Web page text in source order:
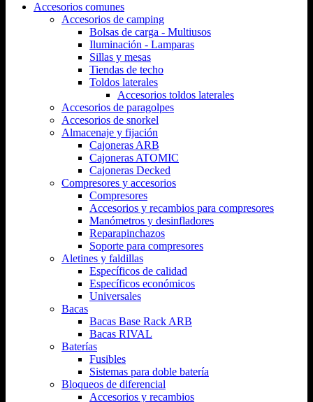
Accesorios comunes
Accesorios de camping
Bolsas de carga - Multiusos
Iluminación - Lamparas
Sillas y mesas
Tiendas de techo
Toldos laterales
Accesorios toldos laterales
Accesorios de paragolpes
Accesorios de snorkel
Almacenaje y fijación
Cajoneras ARB
Cajoneras ATOMIC
Cajoneras Decked
Compresores y accesorios
Compresores
Accesorios y recambios para compresores
Manómetros y desinfladores
Reparapinchazos
Soporte para compresores
Aletines y faldillas
Específicos de calidad
Específicos económicos
Universales
Bacas
Bacas Base Rack ARB
Bacas RIVAL
Baterías
Fusibles
Sistemas para doble batería
Bloqueos de diferencial
Accesorios y recambios